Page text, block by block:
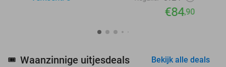
€84,90
🎟️ Waanzinnige uitjesdeals Bekijk alle deals